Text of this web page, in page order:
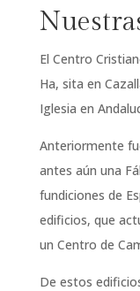
El Centro
Ha, sita en
Iglesia en
Anteriormente
antes aún una
fundiciones de
edificios, que
un Centro de
De estos